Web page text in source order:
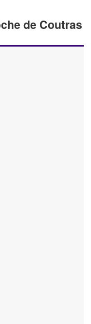
de Coutras